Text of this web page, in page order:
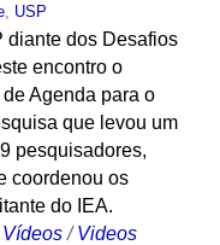
, USP
diante dos Desafios
encontro o
Agenda para o
que levou um
pesquisadores,
coordenou os
do IEA.
Vídeos /Videos